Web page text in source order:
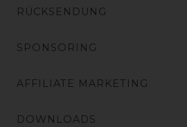
RÜCKSENDUNG
SPONSORING
AFFILIATE MARKETING
DOWNLOADS